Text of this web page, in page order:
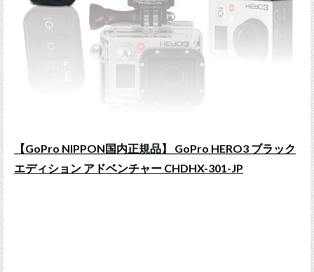
【GoPro NIPPON国内正規品】 GoPro HERO3 ブラック
エディション アドベンチャー CHDHX-301-JP